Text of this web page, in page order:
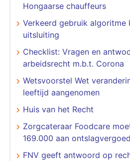
Hongaarse chauffeurs
Verkeerd gebruik algoritme
uitsluiting
Checklist: Vragen en
arbeidsrecht m.b.t. Corona
Wetsvoorstel Wet
leeftijd aangenomen
Huis van het Recht
Zorgcateraar Foodcare
169.000 aan
FNV geeft antwoord op